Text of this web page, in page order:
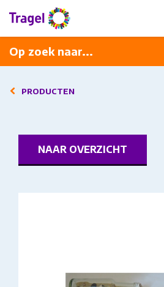
Op zoek naar...
Programma
Diner met wijnarrangement
PRODUCTEN
NAAR OVERZICHT